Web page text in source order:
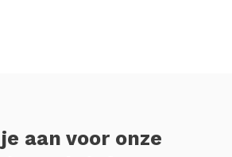
aan voor onze